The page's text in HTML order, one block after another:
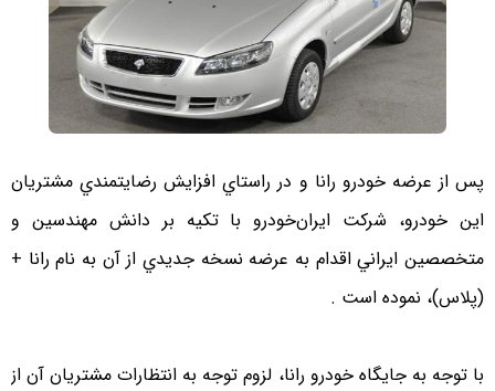
پس از عرضه خودرو رانا و در راستاي افزايش رضايتمندي مشتريان
اين خودرو، شركت ايران‌خودرو با تكيه بر دانش مهندسين و
متخصصين ايراني اقدام به عرضه نسخه جديدي از آن به نام رانا +
(پلاس)، نموده است .
با توجه به جايگاه خودرو رانا، لزوم توجه به انتظارات مشتريان آن از